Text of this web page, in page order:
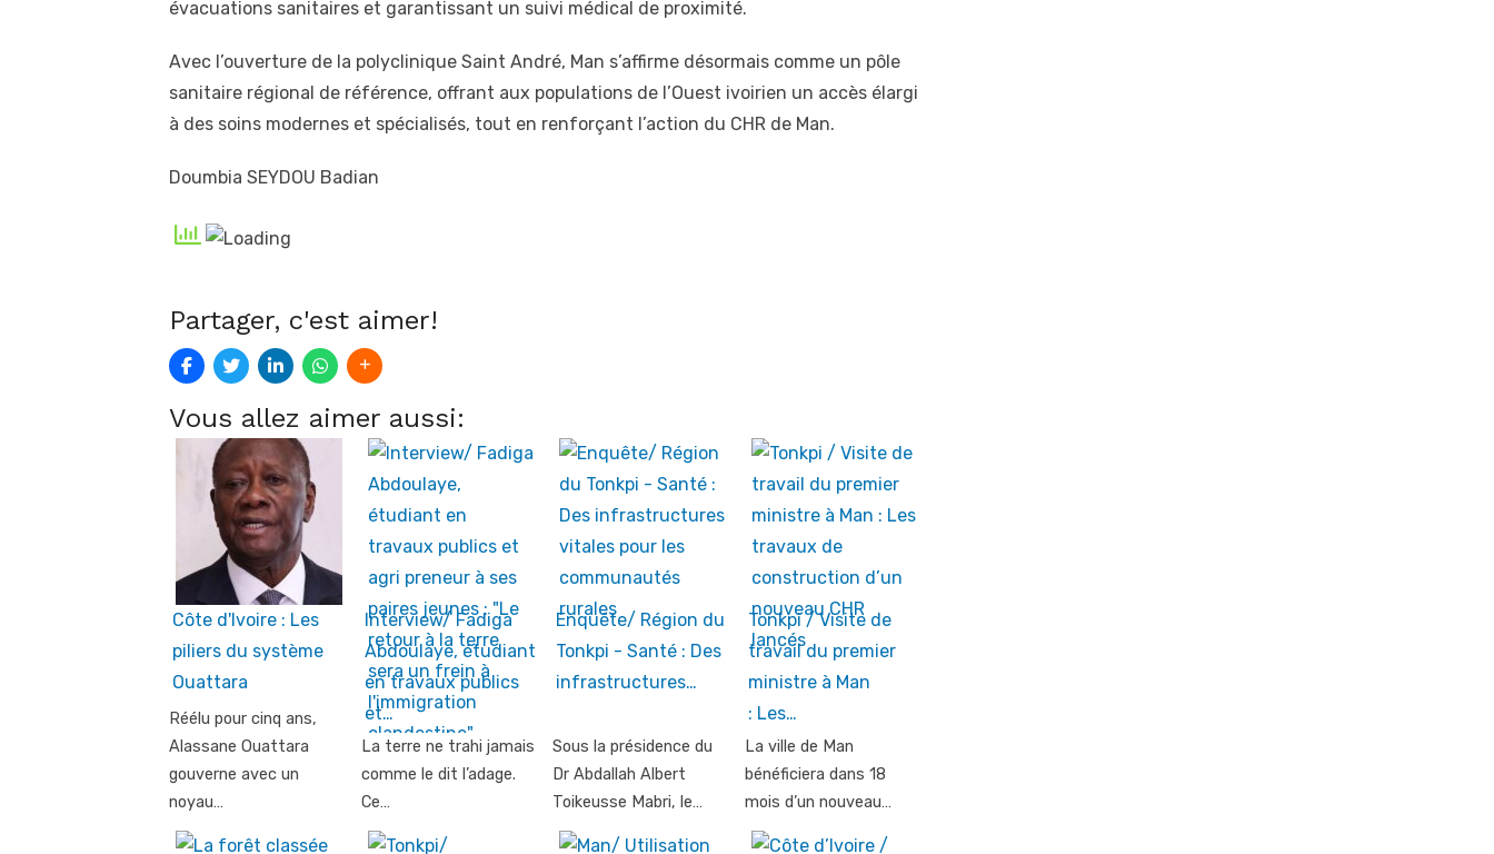
évacuations sanitaires et garantissant un suivi médical de proximité.
Avec l’ouverture de la polyclinique Saint André, Man s’affirme désormais comme un pôle
sanitaire régional de référence, offrant aux populations de l’Ouest ivoirien un accès élargi
à des soins modernes et spécialisés, tout en renforçant l’action du CHR de Man.
Doumbia SEYDOU Badian
Partager, c'est aimer!
Vous allez aimer aussi:
Côte d'Ivoire : Les
piliers du système
Ouattara
Réélu pour cinq ans,
Alassane Ouattara
gouverne avec un
noyau…
Interview/ Fadiga
Abdoulaye, étudiant
en travaux publics
et…
La terre ne trahi jamais
comme le dit l’adage.
Ce…
Enquête/ Région du
Tonkpi - Santé : Des
infrastructures…
Sous la présidence du
Dr Abdallah Albert
Toikeusse Mabri, le…
Tonkpi / Visite de
travail du premier
ministre à Man
: Les…
La ville de Man
bénéficiera dans 18
mois d’un nouveau…